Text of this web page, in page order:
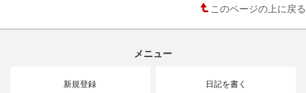
このページの上に戻る
メニュー
新規登録 日記を書く